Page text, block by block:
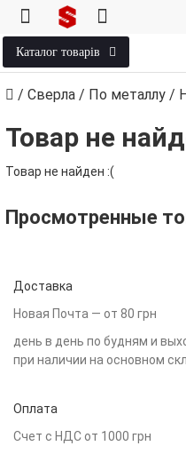
Каталог товарів
/ Сверла / По металлу /
Товар не
Товар не найден :(
Просмотренные
Доставка
Новая Почта — от 80 грн
день в день по будням и
при наличии на основном
Оплата
Счет с НДС от 1000 грн